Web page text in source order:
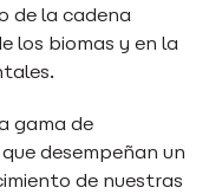
de la cadena
los biomas y en la
gama de
desempeñan un
de nuestras